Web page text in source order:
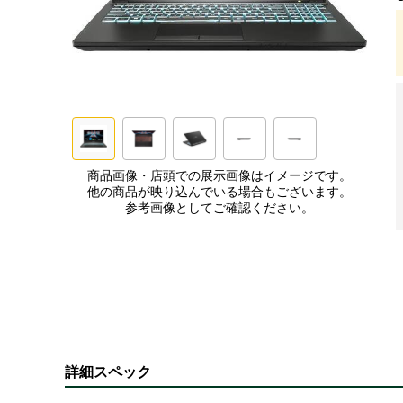
商品画像・店頭での展示画像はイメージです。
他の商品が映り込んでいる場合もございます。
参考画像としてご確認ください。
詳細スペック